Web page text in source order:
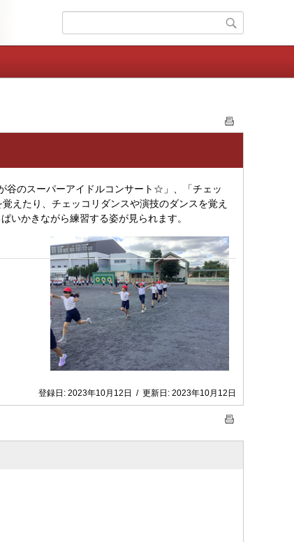
谷のスーパーアイドルコンサート☆」、「チェッ
えたり、チェッコリダンスや演技のダンスを覚え
いかきながら練習する姿が見られます。
登録日: 2023年10月12日 / 更新日: 2023年10月12日